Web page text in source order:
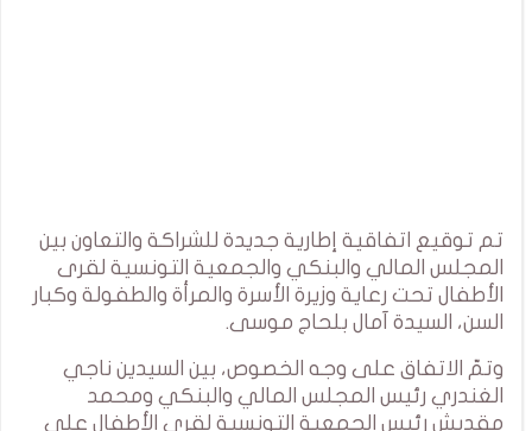
تم توقيع اتفاقية إطارية جديدة للشراكة والتعاون بين
المجلس المالي والبنكي والجمعية التونسية لقرى
الأطفال تحت رعاية وزيرة الأسرة والمرأة والطفولة وكبار
السن، السيدة آمال بلحاج موسى.
وتمّ الاتفاق على وجه الخصوص، بين السيدين ناجي
الغندري رئيس المجلس المالي والبنكي ومحمد
مقديش رئيس الجمعية التونسية لقرى الأطفال على